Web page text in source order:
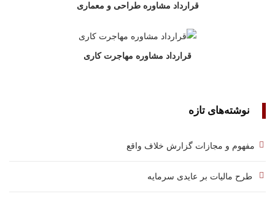
قرارداد مشاوره طراحی و معماری
قرارداد مشاوره مهاجرت کاری
نوشته‌های تازه
مفهوم و مجازات گزارش خلاف واقع
طرح مالیات بر عایدی سرمایه